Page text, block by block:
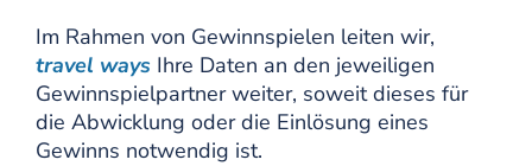
Im Rahmen von Gewinnspielen leiten wir,
travel ways Ihre Daten an den jeweiligen
Gewinnspielpartner weiter, soweit dieses für
die Abwicklung oder die Einlösung eines
Gewinns notwendig ist.